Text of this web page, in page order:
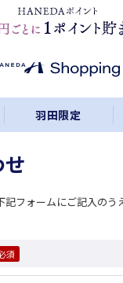
羽田限定
記フォームにご記入のう